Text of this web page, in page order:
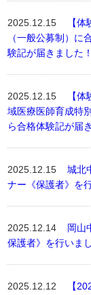
2025.12.15
【
（一般公募制）
験記が届きました！
2025.12.15
【
域医療医師育成特
ら合格体験記が届
2025.12.15城北
ナー《保護者》を
2025.12.14 岡山
保護者》を行いまし
2025.12.12
【